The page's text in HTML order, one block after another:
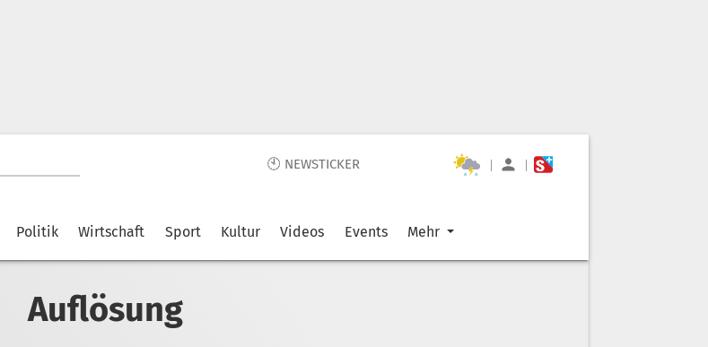
🕙 NEWSTICKER | |
Politik Wirtschaft Sport Kultur Videos Events Mehr
Auflösung